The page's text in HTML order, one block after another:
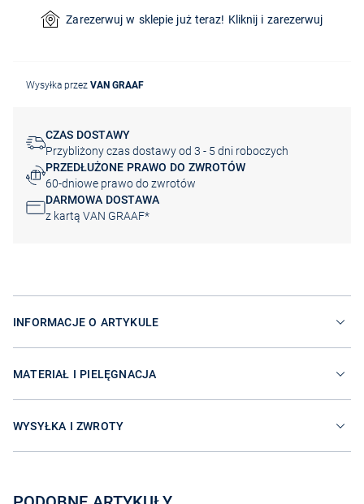
Zarezerwuj w sklepie już teraz! Kliknij i zarezerwuj
Wysyłka przez VAN GRAAF
CZAS DOSTAWY
Przybliżony czas dostawy od 3 - 5 dni roboczych
PRZEDŁUŻONE PRAWO DO ZWROTÓW
60-dniowe prawo do zwrotów
DARMOWA DOSTAWA
z kartą VAN GRAAF*
INFORMACJE O ARTYKULE
MATERIAŁ I PIELĘGNACJA
WYSYŁKA I ZWROTY